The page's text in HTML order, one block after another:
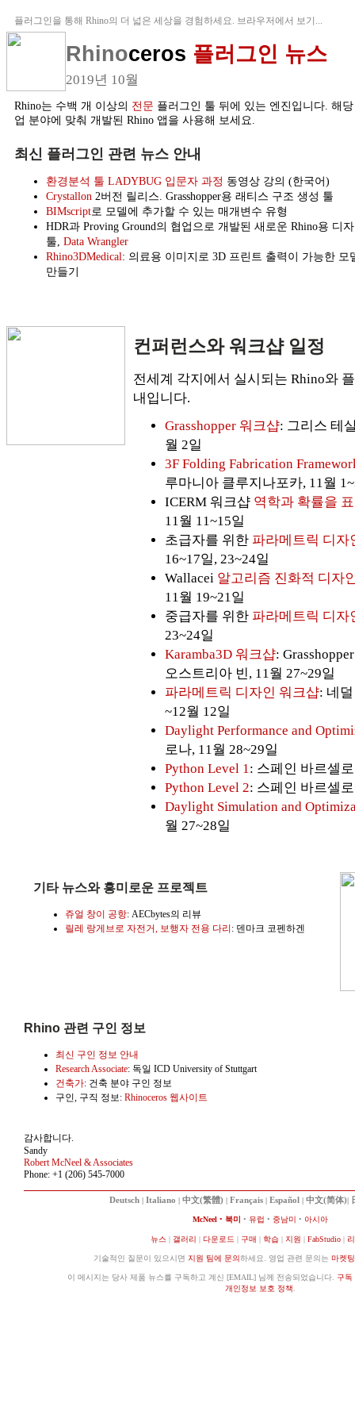
플러그인을 통해 Rhino의 더 넓은 세상을 경험하세요. 브라우저에서 보기...
Rhinoceros 플러그인 뉴스
2019년 10월
Rhino는 수백 개 이상의 전문 플러그인 툴 뒤에 있는 엔진입니다. 해
업 분야에 맞춰 개발된 Rhino 앱을 사용해 보세요.
최신 플러그인 관련 뉴스 안내
환경분석 툴 LADYBUG 입문자 과정 동영상 강의 (한국어)
Crystallon 2버전 릴리스. Grasshopper용 래티스 구조 생성 툴
BIMscript로 모델에 추가할 수 있는 매개변수 유형
HDR과 Proving Ground의 협업으로 개발된 새로운 Rhino용 디
툴, Data Wrangler
Rhino3DMedical: 의료용 이미지로 3D 프린트 출력이 가능한 모
만들기
컨퍼런스와 워크샵 일정
전세계 각지에서 실시되는 Rhino와
내입니다.
Grasshopper 워크샵: 그리스 테
월 2일
3F Folding Fabrication
루마니아 클루지나포카, 11월
ICERM 워크샵 역학과 확률을
11월 11~15일
초급자를 위한 파라메트릭 디자
16~17일, 23~24일
Wallacei 알고리즘 진화적 디자
11월 19~21일
중급자를 위한 파라메트릭 디자
23~24일
Karamba3D 워크샵:
오스트리아 빈, 11월 27~29일
파라메트릭 디자인 워크샵: 네
~12월 12일
Daylight Performance and
로나, 11월 28~29일
Python Level 1: 스페인 바르셀
Python Level 2: 스페인 바르셀
Daylight Simulation and
월 27~28일
기타 뉴스와 흥미로운 프로젝트
쥬얼 창이 공항: AECbytes의 리뷰
릴레 랑게브로 자전거, 보행자 전용 다리 : 덴마크 코펜하겐
Rhino 관련 구인 정보
최신 구인 정보 안내
Research Associate: 독일 ICD University of Stuttgart
건축가: 건축 분야 구인 정보
구인, 구직 정보: Rhinoceros 웹사이트
감사합니다.
Sandy
Robert McNeel & Associates
Phone: +1 (206) 545-7000
Deutsch | Italiano | 中文(繁體) | Français | Español | 中文(简体)|
McNeel • 북미 • 유럽 • 중남미 • 아시아
뉴스 | 갤러리 | 다운로드 | 구매 | 학습| 지원 | FabStudio|
기술적인 질문이 있으시면 지원 팀에 문의하세요. 영업 관련 문의는 마켓
이 메시지는 당사 제품 뉴스를 구독하고 계신 [EMAIL] 님께 전송되었습니다.
구독
개인정보 보호 정책